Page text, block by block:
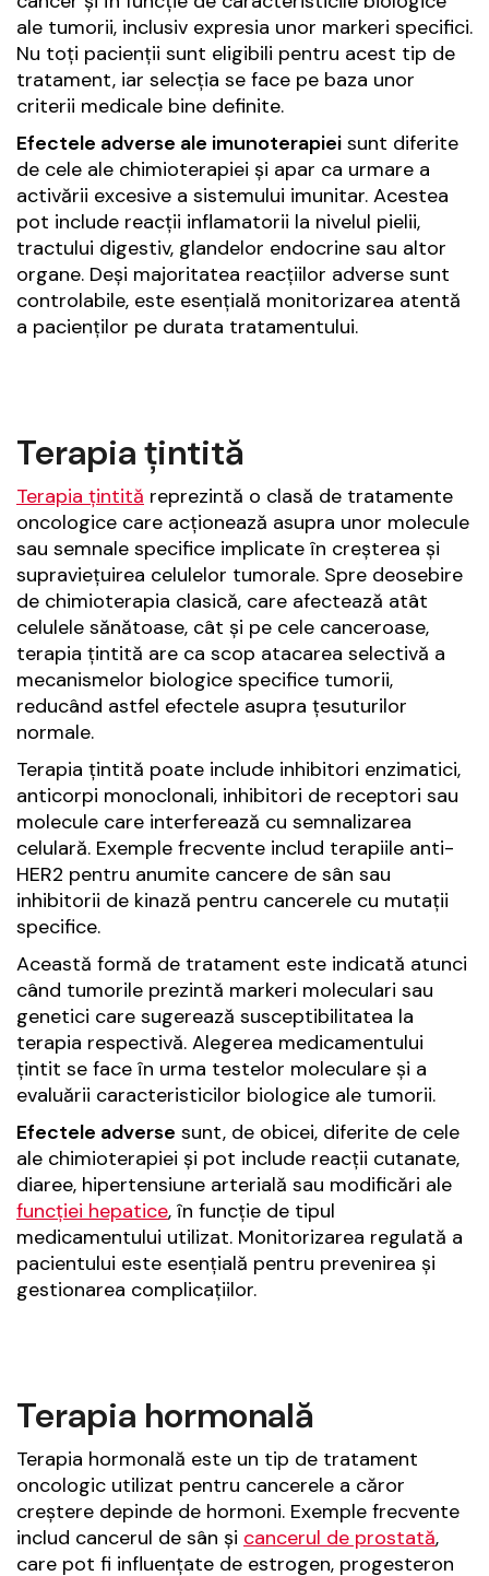
ale tumorii, inclusiv expresia unor markeri specifici.
Nu toți pacienții sunt eligibili pentru acest tip de
tratament, iar selecția se face pe baza unor
criterii medicale bine definite.
Efectele adverse ale imunoterapiei sunt diferite
de cele ale chimioterapiei și apar ca urmare a
activării excesive a sistemului imunitar. Acestea
pot include reacții inflamatorii la nivelul pielii,
tractului digestiv, glandelor endocrine sau altor
organe. Deși majoritatea reacțiilor adverse sunt
controlabile, este esențială monitorizarea atentă
a pacienților pe durata tratamentului.
Terapia țintită
Terapia țintită reprezintă o clasă de tratamente
oncologice care acționează asupra unor molecule
sau semnale specifice implicate în creșterea și
supraviețuirea celulelor tumorale. Spre deosebire
de chimioterapia clasică, care afectează atât
celulele sănătoase, cât și pe cele canceroase,
terapia țintită are ca scop atacarea selectivă a
mecanismelor biologice specifice tumorii,
reducând astfel efectele asupra țesuturilor
normale.
Terapia țintită poate include inhibitori enzimatici,
anticorpi monoclonali, inhibitori de receptori sau
molecule care interferează cu semnalizarea
celulară. Exemple frecvente includ terapiile anti-
HER2 pentru anumite cancere de sân sau
inhibitorii de kinază pentru cancerele cu mutații
specifice.
Această formă de tratament este indicată atunci
când tumorile prezintă markeri moleculari sau
genetici care sugerează susceptibilitatea la
terapia respectivă. Alegerea medicamentului
țintit se face în urma testelor moleculare și a
evaluării caracteristicilor biologice ale tumorii.
Efectele adverse sunt, de obicei, diferite de cele
ale chimioterapiei și pot include reacții cutanate,
diaree, hipertensiune arterială sau modificări ale
funcției hepatice, în funcție de tipul
medicamentului utilizat. Monitorizarea regulată a
pacientului este esențială pentru prevenirea și
gestionarea complicațiilor.
Terapia hormonală
Terapia hormonală este un tip de tratament
oncologic utilizat pentru cancerele a căror
creștere depinde de hormoni. Exemple frecvente
includ cancerul de sân și cancerul de prostată,
care pot fi influențate de estrogen, progesteron